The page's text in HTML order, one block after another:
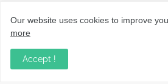
KERALA NEWS
LOCAL NEWS
Our website uses cookies to improve
more
Accept !